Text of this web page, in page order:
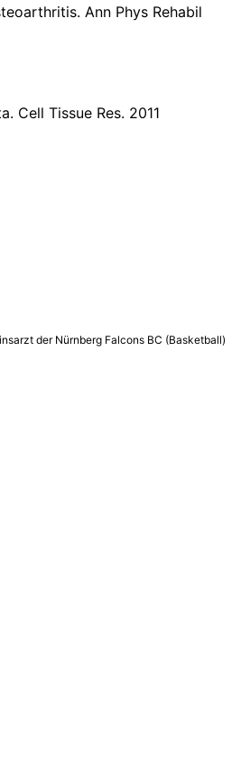
Ann Phys Rehabil
Cell Tissue Res. 2011
der Nürnberg Falcons BC (Basketball)